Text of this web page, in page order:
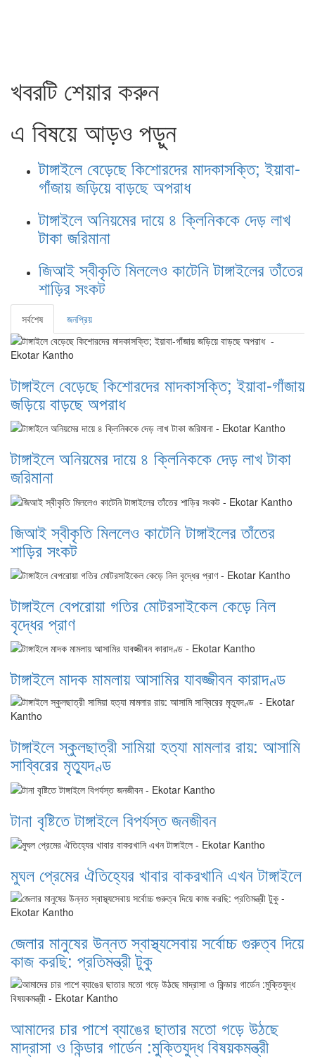
খবরটি শেয়ার করুন
এ বিষয়ে আড়ও পড়ুন
টাঙ্গাইলে বেড়েছে কিশোরদের মাদকাসক্তি; ইয়াবা-
গাঁজায় জড়িয়ে বাড়ছে অপরাধ
টাঙ্গাইলে অনিয়মের দায়ে ৪ ক্লিনিককে দেড় লাখ
টাকা জরিমানা
জিআই স্বীকৃতি মিললেও কাটেনি টাঙ্গাইলের তাঁতের
শাড়ির সংকট
সর্বশেষ জনপ্রিয়
টাঙ্গাইলে বেড়েছে কিশোরদের মাদকাসক্তি; ইয়াবা-গাঁজায়
জড়িয়ে বাড়ছে অপরাধ
টাঙ্গাইলে অনিয়মের দায়ে ৪ ক্লিনিককে দেড় লাখ টাকা
জরিমানা
জিআই স্বীকৃতি মিললেও কাটেনি টাঙ্গাইলের তাঁতের
শাড়ির সংকট
টাঙ্গাইলে বেপরোয়া গতির মোটরসাইকেল কেড়ে নিল
বৃদ্ধের প্রাণ
টাঙ্গাইলে মাদক মামলায় আসামির যাবজ্জীবন কারাদণ্ড
টাঙ্গাইলে স্কুলছাত্রী সামিয়া হত্যা মামলার রায়: আসামি
সাব্বিরের মৃত্যুদণ্ড
টানা বৃষ্টিতে টাঙ্গাইলে বিপর্যস্ত জনজীবন
মুঘল প্রেমের ঐতিহ্যের খাবার বাকরখানি এখন টাঙ্গাইলে
জেলার মানুষের উন্নত স্বাস্থ্যসেবায় সর্বোচ্চ গুরুত্ব দিয়ে
কাজ করছি: প্রতিমন্ত্রী টুকু
আমাদের চার পাশে ব্যাঙের ছাতার মতো গড়ে উঠছে
মাদ্রাসা ও কিন্ডার গার্ডেন :মুক্তিযুদ্ধ বিষয়কমন্ত্রী